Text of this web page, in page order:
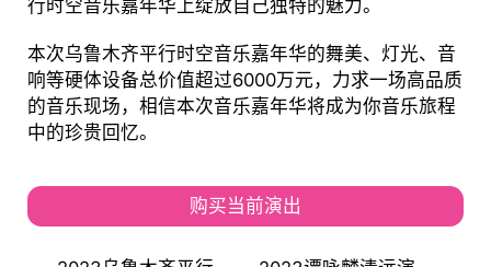
行时空音乐嘉年华上绽放自己独特的魅力。
本次乌鲁木齐平行时空音乐嘉年华的舞美、灯光、音
响等硬体设备总价值超过6000万元，力求一场高品质
的音乐现场，相信本次音乐嘉年华将成为你音乐旅程
中的珍贵回忆。
购买当前演出